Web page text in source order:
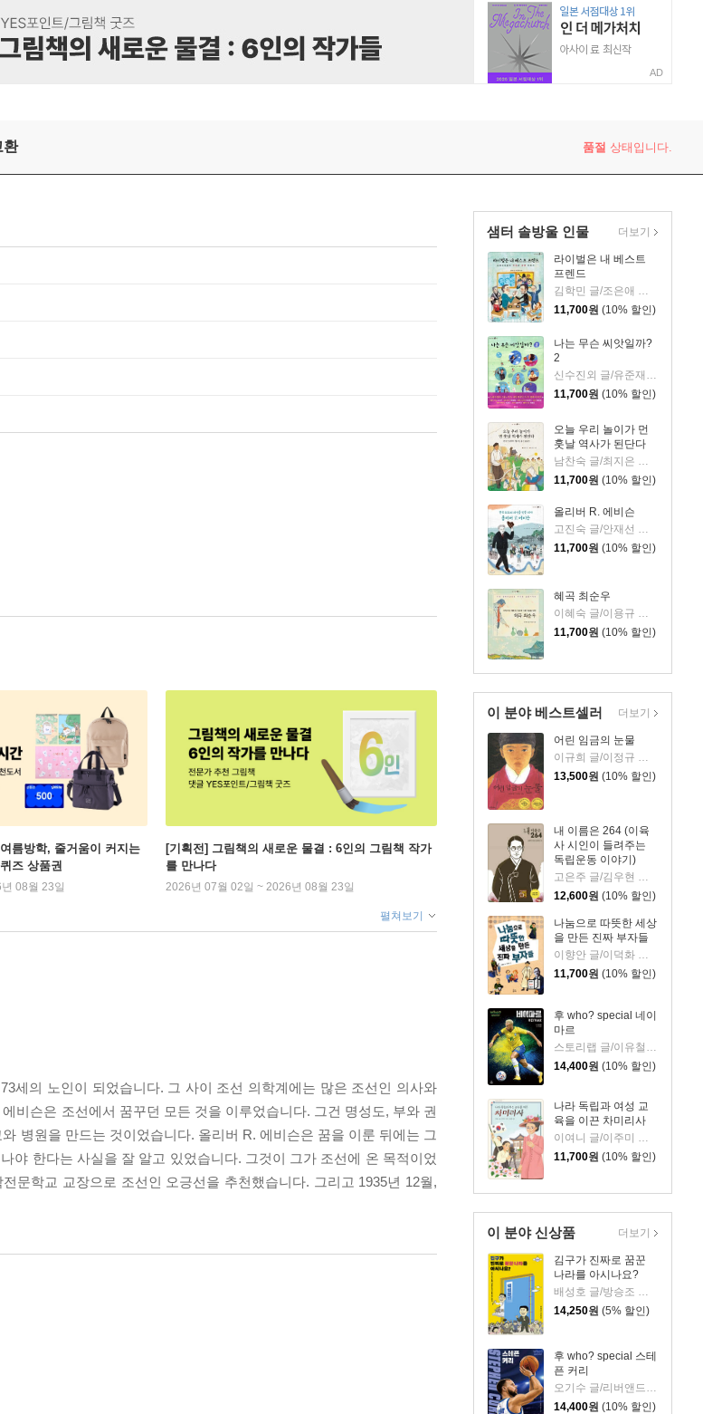
AD
환 품절 상태입니다.
샘터 솔방울 인물
라이벌은 내 베스트
프렌드
김학민 글/조은애 그림
11,700원 (10% 할인)
나는 무슨 씨앗일까?
2
신수진외 글/유준재 그림
11,700원 (10% 할인)
오늘 우리 놀이가 먼
훗날 역사가 된단다
11,700원 (10% 할인)
올리버 R. 에비슨
고진숙 글/안재선 그림
11,700원 (10% 할인)
혜곡 최순우
이혜숙 글/이용규 그림
11,700원 (10% 할인)
더보기
이 분야 베스트셀러
어린 임금의 눈물
이규희 글/이정규 그림
13,500원 (10% 할인)
내 이름은 264 (이육
사 시인이 들려주는
독립운동 이야기)
고은주 글/김우현 그림
12,600원 (10% 할인)
나눔으로 따뜻한 세상
을 만든 진짜 부자들
이향안 글/이덕화 그림
11,700원 (10% 할인)
후 who? special 네이
마르
스토리랩 글/이유철 그림
14,400원 (10% 할인)
나라 독립과 여성 교
육을 이끈 차미리사
이여니 글/이주미 그림/한상권 감수
11,700원 (10% 할인)
더보기
이 분야 신상품
김구가 진짜로 꿈꾼
나라를 아시나요?
배성호 글/방승조 그림
14,250원 (5% 할인)
후 who? special 스테
픈 커리
오기수 글/리버앤드스타 그림
14,400원 (10% 할인)
더보기
름방학, 줄거움이 커지는
즈 상품권
08월 23일
[기획전] 그림책의 새로운 물결 : 6인의 그림책 작가
를 만나다
2026년 07월 02일 ~ 2026년 08월 23일
펼쳐보기
세의 노인이 되었습니다. 그 사이 조선 의학계에는 많은 조선인 의사와
비슨은 조선에서 꿈꾸던 모든 것을 이루었습니다. 그건 명성도, 부와 권
병원을 만드는 것이었습니다. 올리버 R. 에비슨은 꿈을 이룬 뒤에는 그
야 한다는 사실을 잘 알고 있었습니다. 그것이 그가 조선에 온 목적이었
문학교 교장으로 조선인 오긍선을 추천했습니다. 그리고 1935년 12월,